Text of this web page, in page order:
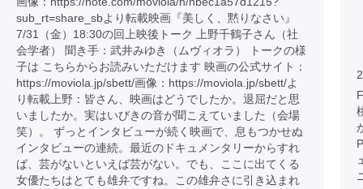
sub_rt=share_sbより転載映画『美しく、黙りなさい』
7/31（金）18:30の回上映後トーク 上野千鶴子さん（社
会学者） 聞き手：武井みゆき（ムヴィオラ） トークの様
子は こちらからお読みいただけます 映画の公式サイト：
https://moviola.jp/sbett/画像：https://moviola.jp/sbett/よ
り転載上野：皆さん、映画はどうでしたか。退屈だと思
いましたか。実はいびきの音が聞こえていました（会場
笑）。 ずっとインタビューが続く映画で、息もつかせぬ
インタビューの連続。最近のドキュメンタリーからすれ
ば、芸がないといえば芸がない。でも、ここに出てくる
女優たちはとても雄弁ですね。この雄弁さに引き込まれ